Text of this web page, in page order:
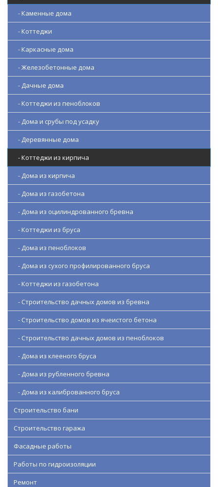
- Каменные дома
- Коттеджи
- Каркасные дома
- Железобетонные дома
- Дачные дома
- Коттеджи из пеноблоков
- Дома и срубы под усадку
- Деревянные дома
- Коттеджи из кирпича
- Дома из кирпича
- Дома из газобетона
- Дома из оцилиндрованного бревна
- Коттеджи из бруса
- Дома из пеноблоков
- Дома из сухого профилированного бруса
- Коттеджи из газобетона
- Строительство дачных домов из бревна
- Строительство домов из ячеистого бетона
- Строительство дачных домов из пеноблоков
- Дома из клееного бруса
- Дома из рубленного бревна
- Дома из калиброванного бруса
Строительство бани
Строительство гаража
Фасадные работы
Работы по гидроизоляции
Ремонт